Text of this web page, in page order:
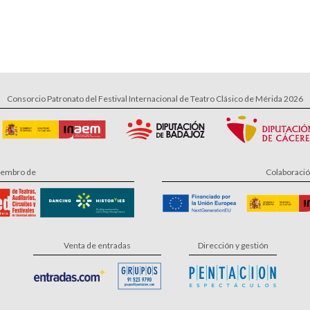
Consorcio Patronato del Festival Internacional de Teatro Clásico de Mérida 2026
de
Venta de entradas Dirección y gestión